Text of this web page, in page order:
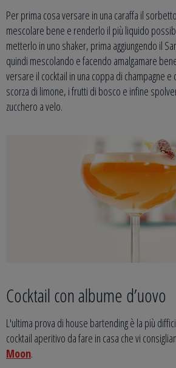
Per prima cosa versare in una caraffa il
mescolare bene e renderlo il più liquido
metterlo in uno shaker, prima aggiungendo il
quindi mescolando e facendo amalgamare
versare il cocktail in una coppa di champagne
scorza di limone, i frutti di bosco e infine
zucchero a velo.
Cocktail con albume d’uovo
L'ultima prova di house bartending è la più
cocktail aperitivo da fare in casa che vi
Moon.